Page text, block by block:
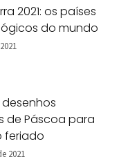
2021: os países
do mundo
de Páscoa para
feriado
2021